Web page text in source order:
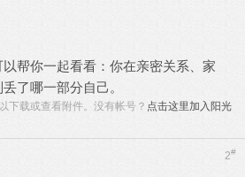
帮你一起看看：你在亲密关系、家
了哪一部分自己。
下载或查看附件。没有帐号？ 点击这里加入阳光
2#